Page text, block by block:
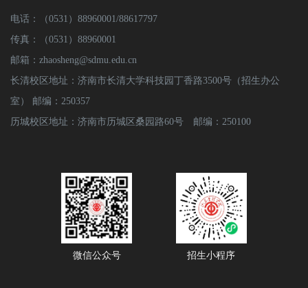
电话：（0531）88960001/88617797
传真：（0531）88960001
邮箱：zhaosheng@sdmu.edu.cn
长清校区地址：济南市长清大学科技园丁香路3500号（招生办公
室） 邮编：250357
历城校区地址：济南市历城区桑园路60号 邮编：250100
微信公众号 招生小程序